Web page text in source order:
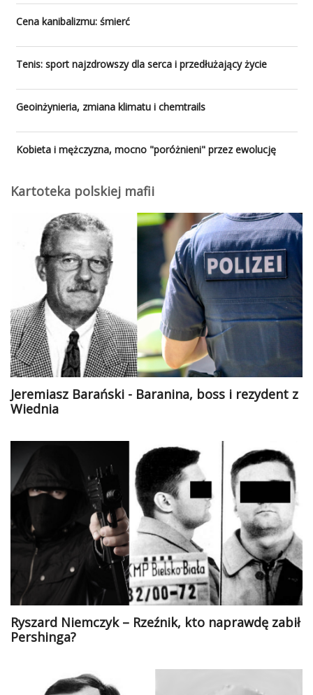
Cena kanibalizmu: śmierć
Tenis: sport najzdrowszy dla serca i przedłużający życie
Geoinżynieria, zmiana klimatu i chemtrails
Kobieta i mężczyzna, mocno "poróżnieni" przez ewolucję
Kartoteka polskiej mafii
Jeremiasz Barański - Baranina, boss i rezydent z
Wiednia
Ryszard Niemczyk – Rzeźnik, kto naprawdę zabił
Pershinga?